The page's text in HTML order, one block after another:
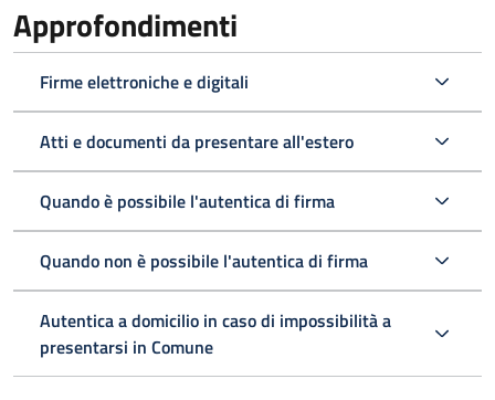
Approfondimenti
Firme elettroniche e digitali
Atti e documenti da presentare all'estero
Quando è possibile l'autentica di firma
Quando non è possibile l'autentica di firma
Autentica a domicilio in caso di impossibilità a
presentarsi in Comune